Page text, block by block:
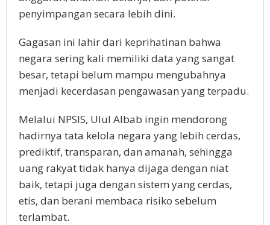
penyimpangan secara lebih dini.
Gagasan ini lahir dari keprihatinan bahwa
negara sering kali memiliki data yang sangat
besar, tetapi belum mampu mengubahnya
menjadi kecerdasan pengawasan yang terpadu.
Melalui NPSIS, Ulul Albab ingin mendorong
hadirnya tata kelola negara yang lebih cerdas,
prediktif, transparan, dan amanah, sehingga
uang rakyat tidak hanya dijaga dengan niat
baik, tetapi juga dengan sistem yang cerdas,
etis, dan berani membaca risiko sebelum
terlambat.